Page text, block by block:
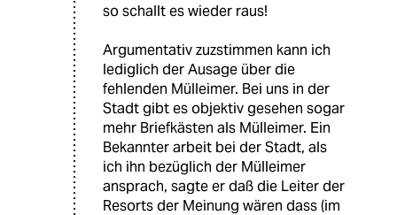
so schallt es wieder raus!
Argumentativ zuzstimmen kann ich
lediglich der Ausage über die
fehlenden Mülleimer. Bei uns in der
Stadt gibt es objektiv gesehen sogar
mehr Briefkästen als Mülleimer. Ein
Bekannter arbeit bei der Stadt, als
ich ihn bezüglich der Mülleimer
ansprach, sagte er daß die Leiter der
Resorts der Meinung wären dass (im